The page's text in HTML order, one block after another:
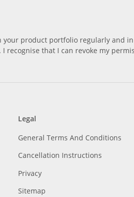
your product portfolio regularly and in
. I recognise that I can revoke my
Legal
General Terms And Conditions
Cancellation Instructions
Privacy
Sitemap